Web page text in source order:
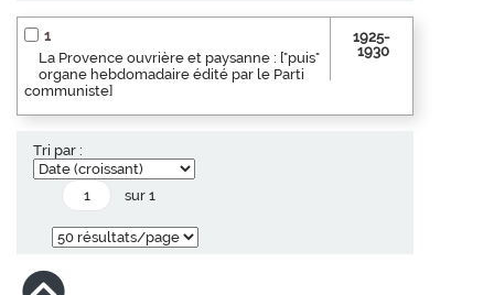
1
La Provence ouvrière et paysanne : ["puis"
organe hebdomadaire édité par le Parti
communiste]
1925-
1930
Tri par :
sur 1